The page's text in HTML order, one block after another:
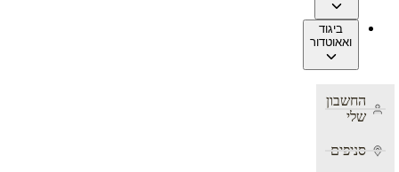
ביגוד
ואאוטדור
החשבון
שלי
סניפים